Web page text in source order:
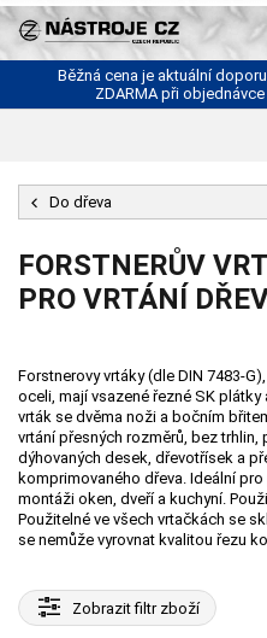
Běžná cena je aktuální
ZDARMA při
Do dřeva
FORSTNERŮV
PRO VRTÁNÍ
Forstnerovy vrtáky (dle DIN 7483-
oceli, mají vsazené řezné SK
vrták se dvěma noži a bočním
vrtání přesných rozměrů, bez trhlin,
dýhovaných desek, dřevotřísek a
komprimovaného dřeva. Ideální
montáži oken, dveří a kuchyní.
Použitelné ve všech vrtačkách se
se nemůže vyrovnat kvalitou řezu
Zobrazitfiltr zboží